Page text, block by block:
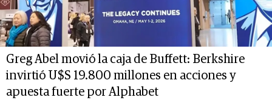
Greg Abel movió la caja de Buffett: Berkshire
invirtió U$S 19.800 millones en acciones y
apuesta fuerte por Alphabet